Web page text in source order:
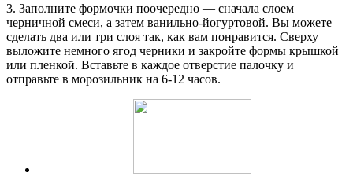
3. Заполните формочки поочередно — сначала слоем
черничной смеси, а затем ванильно-йогуртовой. Вы можете
сделать два или три слоя так, как вам понравится. Сверху
выложите немного ягод черники и закройте формы крышкой
или пленкой. Вставьте в каждое отверстие палочку и
отправьте в морозильник на 6-12 часов.